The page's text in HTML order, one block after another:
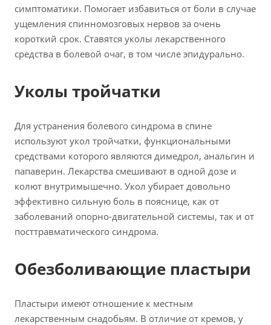
симптоматики. Помогает избавиться от боли в случае
ущемления спинномозговых нервов за очень
короткий срок. Ставятся уколы лекарственного
средства в болевой очаг, в том числе эпидурально.
Уколы тройчатки
Для устранения болевого синдрома в спине
используют укол тройчатки, функциональными
средствами которого являются димедрол, анальгин и
папаверин. Лекарства смешивают в одной дозе и
колют внутримышечно. Укол убирает довольно
эффективно сильную боль в пояснице, как от
заболеваний опорно-двигательной системы, так и от
посттравматического синдрома.
Обезболивающие пластыри
Пластыри имеют отношение к местным
лекарственным снадобьям. В отличие от кремов, у